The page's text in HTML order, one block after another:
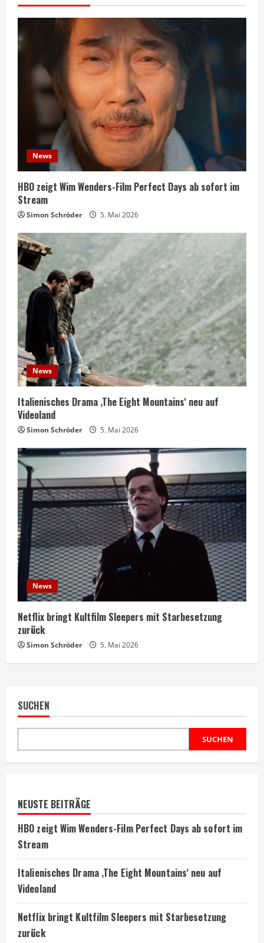
News
HBO zeigt Wim Wenders-Film Perfect Days ab sofort im
Stream
Simon Schröder 5. Mai 2026
News
Italienisches Drama ‚The Eight Mountains‘ neu auf
Videoland
Simon Schröder 5. Mai 2026
News
Netflix bringt Kultfilm Sleepers mit Starbesetzung
zurück
Simon Schröder 5. Mai 2026
SUCHEN
SUCHEN
NEUSTE BEITRÄGE
HBO zeigt Wim Wenders-Film Perfect Days ab sofort im
Stream
Italienisches Drama ‚The Eight Mountains‘ neu auf
Videoland
Netflix bringt Kultfilm Sleepers mit Starbesetzung
zurück